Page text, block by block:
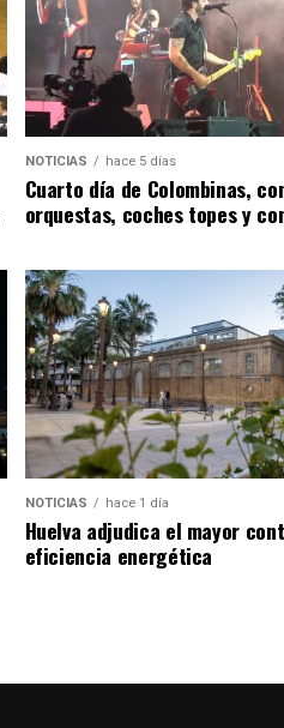
NOTICIAS hace 5 días
Cuarto día de Colombinas,
orquestas, coches topes y
NOTICIAS hace 1 día
Huelva adjudica el mayor
eficiencia energética